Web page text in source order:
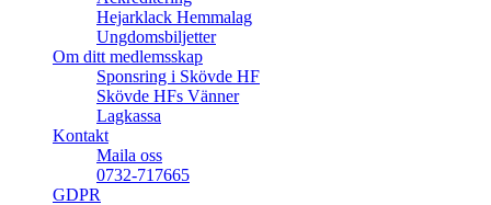
Hejarklack Hemmalag
Ungdomsbiljetter
Om ditt medlemsskap
Sponsring i Skövde HF
Skövde HFs Vänner
Lagkassa
Kontakt
Maila oss
0732-717665
GDPR